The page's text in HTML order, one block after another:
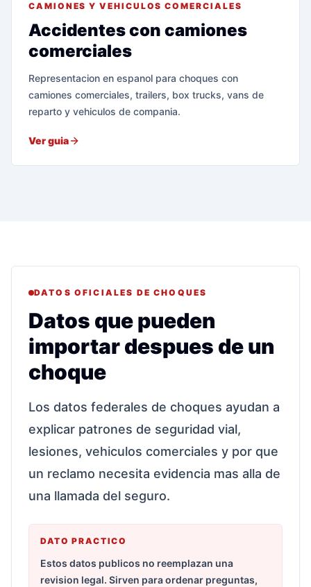
CAMIONES Y VEHICULOS COMERCIALES
Accidentes con camiones
comerciales
Representacion en espanol para choques con
camiones comerciales, trailers, box trucks, vans de
reparto y vehiculos de compania.
Ver guia
DATOS OFICIALES DE CHOQUES
Datos que pueden
importar despues de un
choque
Los datos federales de choques ayudan a
explicar patrones de seguridad vial,
lesiones, vehiculos comerciales y por que
un reclamo necesita evidencia mas alla de
una llamada del seguro.
DATO PRACTICO
Estos datos publicos no reemplazan una
revision legal. Sirven para ordenar preguntas,